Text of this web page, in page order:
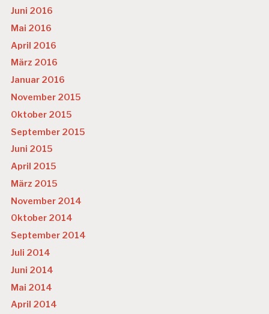
Juni 2016
Mai 2016
April 2016
März 2016
Januar 2016
November 2015
Oktober 2015
September 2015
Juni 2015
April 2015
März 2015
November 2014
Oktober 2014
September 2014
Juli 2014
Juni 2014
Mai 2014
April 2014